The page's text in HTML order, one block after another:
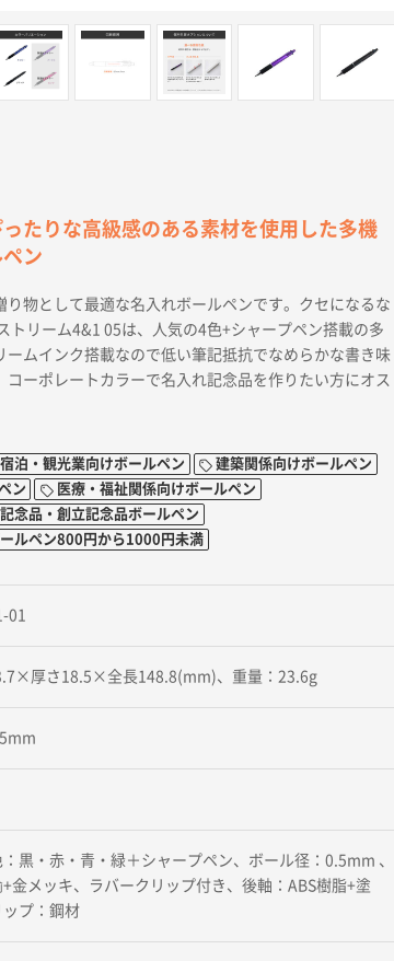
たりな高級感のある素材を使用した多機
ン
物として最適な名入れボールペンです。クセになるな
トリーム4&1 05は、人気の4色+シャープペン搭載の多
ムインク搭載なので低い筆記抵抗でなめらかな書き味
ーポレートカラーで名入れ記念品を作りたい方にオス
泊・観光業向けボールペン
建築関係向けボールペン
ン
医療・福祉関係向けボールペン
念品・創立記念品ボールペン
ルペン800円から1000円未満
01
厚さ18.5×全長148.8(mm)、重量：23.6g
：黒・赤・青・緑＋シャープペン、ボール径：0.5mm 、
金メッキ、ラバークリップ付き、後軸：ABS樹脂+塗
プ：鋼材